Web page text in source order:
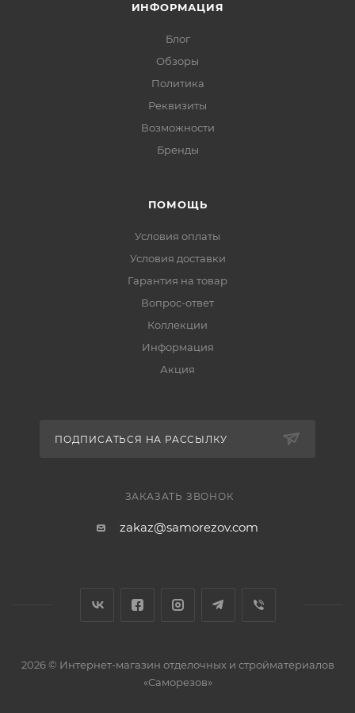
ИНФОРМАЦИЯ
Блог
Обзоры
Политика
Реквизиты
Возможности
Бренды
ПОМОЩЬ
Условия оплаты
Условия доставки
Гарантия на товар
Вопрос-ответ
Коллекции
Информация
Акция
ПОДПИСАТЬСЯ НА РАССЫЛКУ
ЗАКАЗАТЬ ЗВОНОК
zakaz@samorezov.com
2026 © Интернет-магазин отделочных и стройматериалов
«Саморезов»